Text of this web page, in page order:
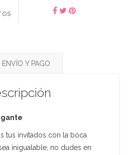
ENVÍO Y PAGO
tus invitados con la boca
inigualable, no dudes en